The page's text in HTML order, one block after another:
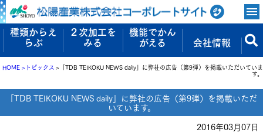
種類からえ
らぶ
２次加工を
みる
機能でかん
がえる 会社情報
HOME トピックス 「TDB TEIKOKU NEWS daily」に弊社の広告（第9弾）を掲載いただいていま
す。
「TDB TEIKOKU NEWS daily」に弊社の広告（第9弾）を掲載いただ
いています。
2016年03月07日